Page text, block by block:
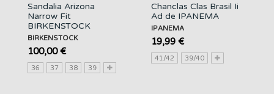
Sandalia Arizona
Narrow Fit
BIRKENSTOCK
BIRKENSTOCK
100,00 €
36 37 38 39
Chanclas Clas Brasil Ii
Ad de IPANEMA
IPANEMA
19,99 €
41/42 39/40